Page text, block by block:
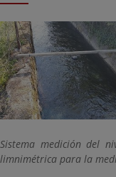
Sistema medición
limnimétrica para la